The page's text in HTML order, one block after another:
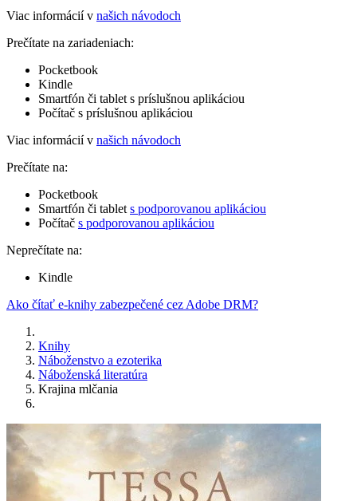
Viac informácií v našich návodoch
Prečítate na zariadeniach:
Pocketbook
Kindle
Smartfón či tablet s príslušnou aplikáciou
Počítač s príslušnou aplikáciou
Viac informácií v našich návodoch
Prečítate na:
Pocketbook
Smartfón či tablet s podporovanou aplikáciou
Počítač s podporovanou aplikáciou
Neprečítate na:
Kindle
Ako čítať e-knihy zabezpečené cez Adobe DRM?
Knihy
Náboženstvo a ezoterika
Náboženská literatúra
Krajina mlčania